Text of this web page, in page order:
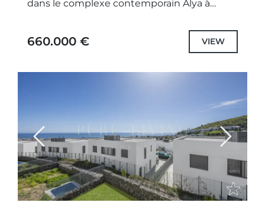
dans le complexe contemporain Alya à
sur...
660.000 € VIEW
Previous Next